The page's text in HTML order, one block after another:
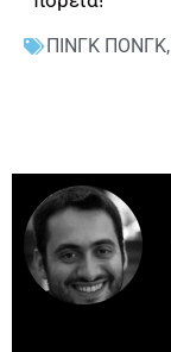
ΠΙΝΓΚ ΠΟΝΓΚ,